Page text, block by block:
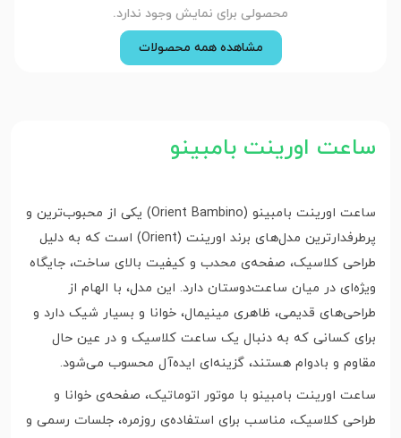
محصولی برای نمایش وجود ندارد.
مشاهده همه محصولات
ساعت اورینت بامبینو
ساعت اورینت بامبینو (Orient Bambino) یکی از محبوب‌ترین و
پرطرفدارترین مدل‌های برند اورینت (Orient) است که به دلیل
طراحی کلاسیک، صفحه‌ی محدب و کیفیت بالای ساخت، جایگاه
ویژه‌ای در میان ساعت‌دوستان دارد. این مدل، با الهام از
طراحی‌های قدیمی، ظاهری مینیمال، خوانا و بسیار شیک دارد و
برای کسانی که به دنبال یک ساعت کلاسیک و در عین حال
مقاوم و بادوام هستند، گزینه‌ای ایده‌آل محسوب می‌شود.
ساعت اورینت بامبینو با موتور اتوماتیک، صفحه‌ی خوانا و
طراحی کلاسیک، مناسب برای استفاده‌ی روزمره، جلسات رسمی و